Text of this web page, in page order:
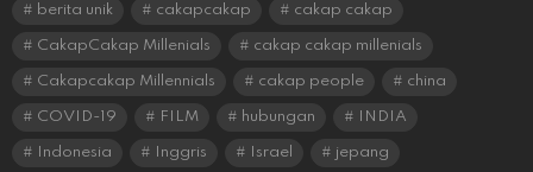
berita unik cakapcakap cakap cakap
CakapCakap Millenials cakap cakap millenials
Cakapcakap Millennials cakap people china
COVID-19 FILM hubungan INDIA
Indonesia Inggris Israel jepang